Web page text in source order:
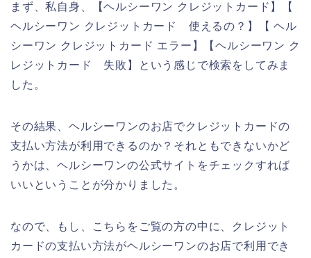
まず、私自身、【ヘルシーワン クレジットカード】【
ヘルシーワン クレジットカード 使えるの？】【 ヘル
シーワン クレジットカード エラー】【ヘルシーワン ク
レジットカード 失敗】という感じで検索をしてみま
した。
その結果、ヘルシーワンのお店でクレジットカードの
支払い方法が利用できるのか？それともできないかど
うかは、ヘルシーワンの公式サイトをチェックすれば
いいということが分かりました。
なので、もし、こちらをご覧の方の中に、クレジット
カードの支払い方法がヘルシーワンのお店で利用でき